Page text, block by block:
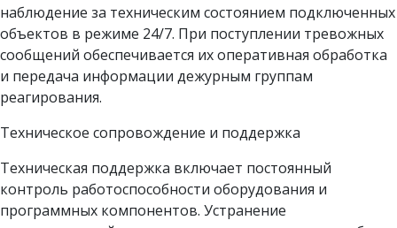
наблюдение за техническим состоянием подключенных
объектов в режиме 24/7. При поступлении тревожных
сообщений обеспечивается их оперативная обработка
и передача информации дежурным группам
реагирования.
Техническое сопровождение и поддержка
Техническая поддержка включает постоянный
контроль работоспособности оборудования и
программных компонентов. Устранение